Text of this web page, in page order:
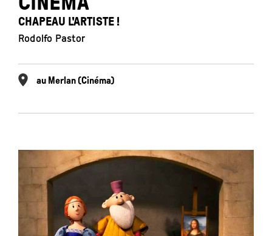
CHAPEAU L'ARTISTE !
Rodolfo Pastor
au Merlan (Cinéma)